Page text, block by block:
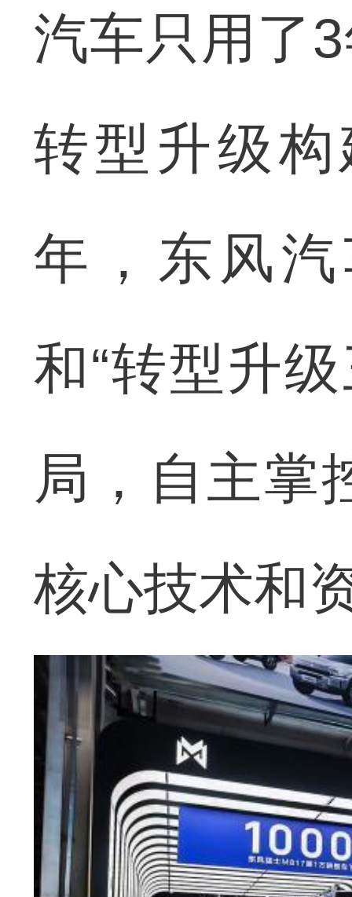
汽车只用了
转型升级
年，东风
和“转型升
局，自主掌
核心技术和